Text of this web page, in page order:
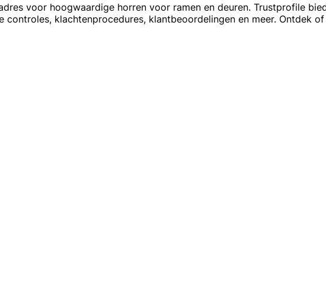
voor hoogwaardige horren voor ramen en deuren. Trustprofile
klachtenprocedures, klantbeoordelingen en meer. Ontdek